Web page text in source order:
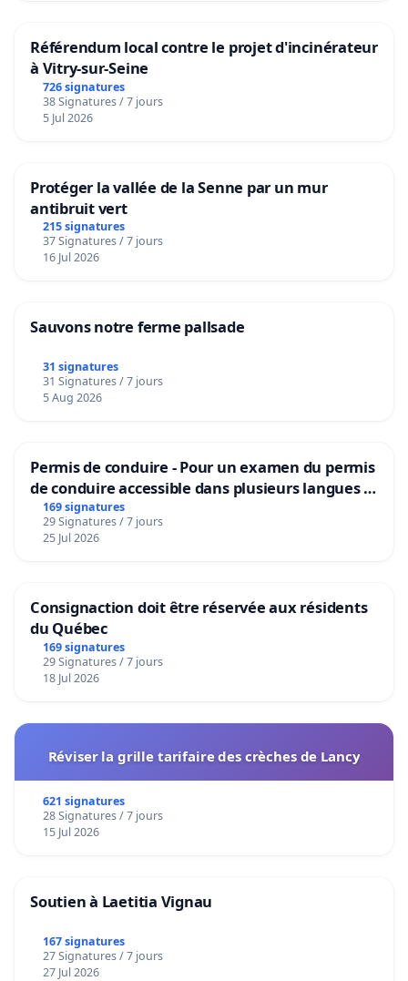
Référendum local contre le projet d'incinérateur
à Vitry-sur-Seine
726 signatures
38 Signatures / 7 jours
5 Jul 2026
Protéger la vallée de la Senne par un mur
antibruit vert
215 signatures
37 Signatures / 7 jours
16 Jul 2026
Sauvons notre ferme pallsade
31 signatures
31 Signatures / 7 jours
5 Aug 2026
Permis de conduire - Pour un examen du permis
de conduire accessible dans plusieurs langues à
Bruxelles
169 signatures
29 Signatures / 7 jours
25 Jul 2026
Consignaction doit être réservée aux résidents
du Québec
169 signatures
29 Signatures / 7 jours
18 Jul 2026
Réviser la grille tarifaire des crèches de Lancy
621 signatures
28 Signatures / 7 jours
15 Jul 2026
Soutien à Laetitia Vignau
167 signatures
27 Signatures / 7 jours
27 Jul 2026